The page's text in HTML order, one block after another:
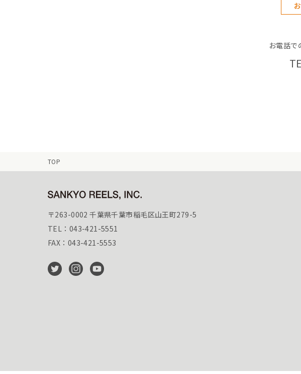
お電話で
TOP
〒263-0002 千葉県千葉市稲毛区山王町279-5
TEL：043-421-5551
FAX：043-421-5553